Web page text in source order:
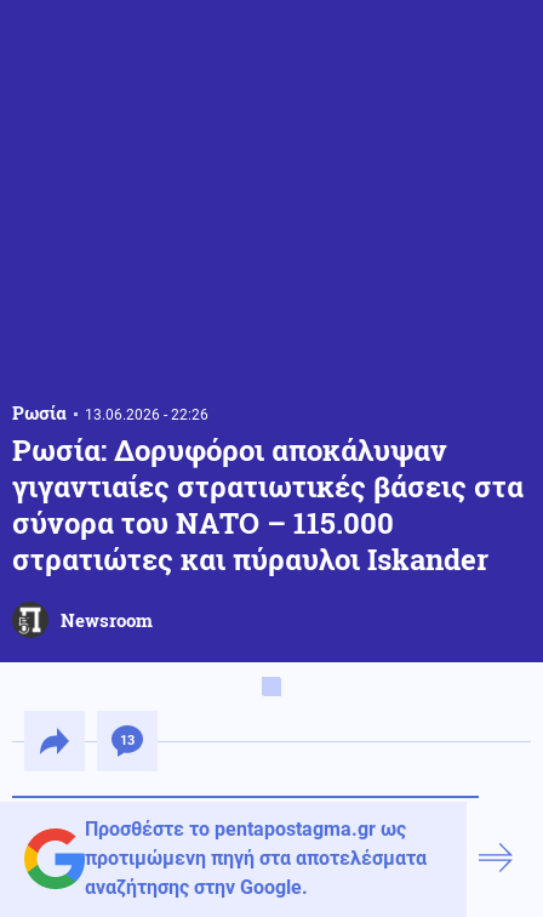
Ρωσία 13.06.2026 - 22:26
Ρωσία: Δορυφόροι αποκάλυψαν
γιγαντιαίες στρατιωτικές βάσεις στα
σύνορα του ΝΑΤΟ – 115.000
στρατιώτες και πύραυλοι Iskander
Newsroom
13
Προσθέστε το pentapostagma.gr ως
προτιμώμενη πηγή στα αποτελέσματα
αναζήτησης στην Google.